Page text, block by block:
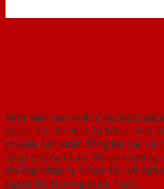
Nhà máy sản xuất Cửa
Quận 12, TP.Hồ Chí Minh. Với
truyền sản xuất đồng bộ các
thép chống cháy. Với sản lượng
những công ty đứng đầu về
ngoài thị trường miền Nam.